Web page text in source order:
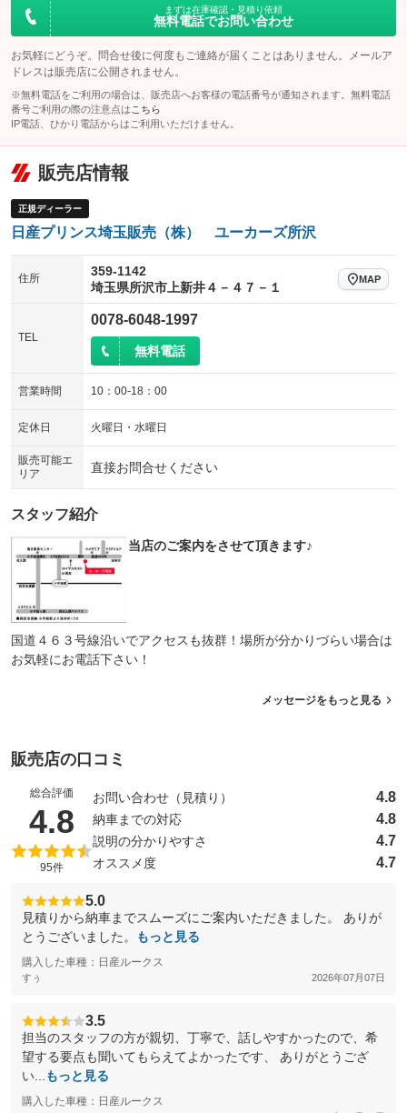
まずは在庫確認・見積り依頼
無料電話でお問い合わせ
お気軽にどうぞ。問合せ後に何度もご連絡が届くことはありません。メールア
ドレスは販売店に公開されません。
※無料電話をご利用の場合は、販売店へお客様の電話番号が通知されます。無料電話
番号ご利用の際の注意点は こちら
IP電話、ひかり電話からはご利用いただけません。
販売店情報
正規ディーラー
日産プリンス埼玉販売（株） ユーカーズ所沢
住所
359-1142
埼玉県所沢市上新井４－４７－１
MAP
TEL
0078-6048-1997
無料電話
営業時間 10：00-18：00
定休日 火曜日・水曜日
販売可能エ
リア
直接お問合せください
スタッフ紹介
当店のご案内をさせて頂きます♪
国道４６３号線沿いでアクセスも抜群！場所が分かりづらい場合は
お気軽にお電話下さい！
メッセージをもっと見る
販売店の口コミ
総合評価
4.8 （5点満点中）
95件
お問い合わせ（見積り） 4.8
納車までの対応 4.8
説明の分かりやすさ 4.7
オススメ度 4.7
5.0
見積りから納車までスムーズにご案内いただきました。 ありが
とうございました。
もっと見る
購入した車種：日産ルークス
すぅ 2026年07月07日
3.5
担当のスタッフの方が親切、丁寧で、話しやすかったので、希
望する要点も聞いてもらえてよかったです、 ありがとうござ
い...
もっと見る
購入した車種：日産ルークス